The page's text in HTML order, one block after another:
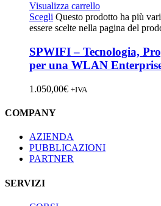
Visualizza carrello
Scegli Questo prodotto ha più
essere scelte nella pagina del
SPWIFI – Tecnologia,
per una WLAN
1.050,00€ +IVA
COMPANY
AZIENDA
PUBBLICAZIONI
PARTNER
SERVIZI